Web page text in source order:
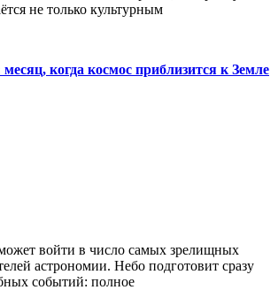
не только культурным
месяц, когда космос приблизится к Земле
войти в число самых зрелищных
астрономии. Небо подготовит сразу
событий: полное